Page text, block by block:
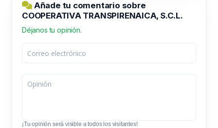
Añade tu comentario sobre
COOPERATIVA TRANSPIRENAICA, S.C.L.
Déjanos tu opinión.
¡Tu opinión será visible a todos los visitantes!